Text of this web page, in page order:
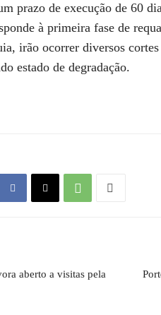
prazo de execução de 60
à primeira fase de
irão ocorrer diversos
estado de degradação.
aberto a visitas pela